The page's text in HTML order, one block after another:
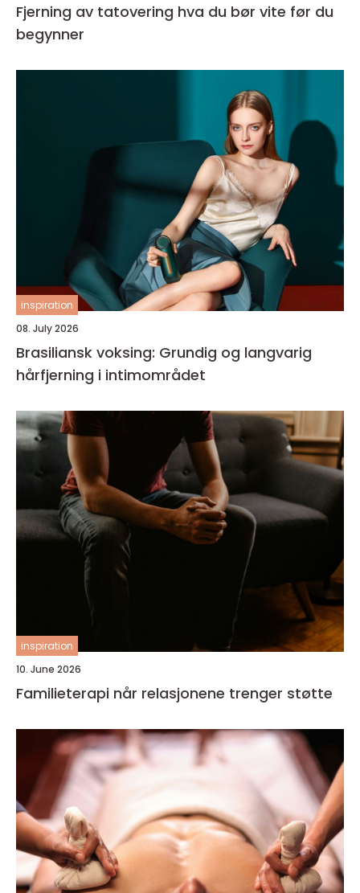
Fjerning av tatovering hva du bør vite før du
begynner
inspiration
08. July 2026
Brasiliansk voksing: Grundig og langvarig
hårfjerning i intimområdet
inspiration
10. June 2026
Familieterapi når relasjonene trenger støtte